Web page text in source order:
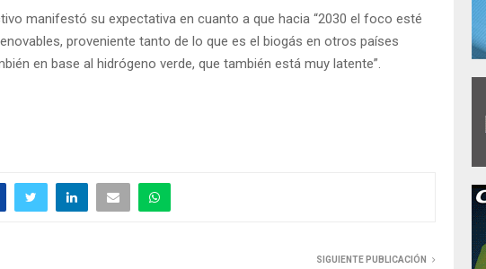
manifestó su expectativa en cuanto a que hacia “2030 el foco esté
proveniente tanto de lo que es el biogás en otros países
en base al hidrógeno verde, que también está muy latente”.
SIGUIENTE PUBLICACIÓN